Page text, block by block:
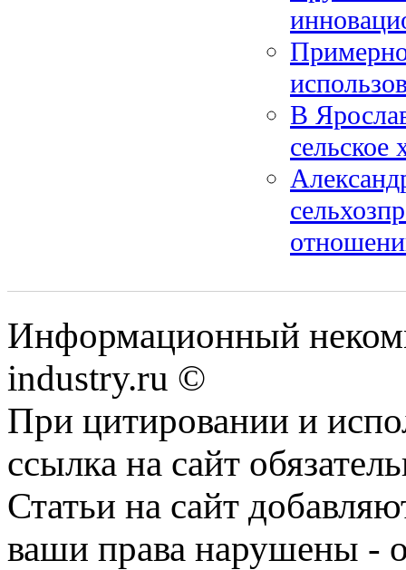
Примерно
В
сельское
Информационный
industry.ru ©
При цитировании и
ссылка на сайт
Статьи на сайт
ваши права нарушены -